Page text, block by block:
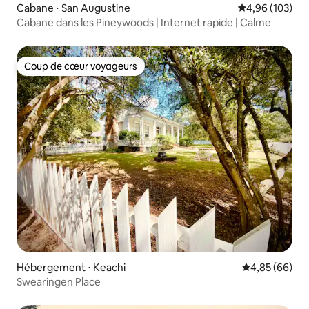
Cabane ⋅ San Augustine Évaluation
4,96 (103)
Cabane dans les Pineywoods | Internet rapide | Calme
Coup de cœur voyageurs
Coup de cœur voyageurs
Hébergement ⋅ Keachi Évaluation
4,85 (66)
Swearingen Place